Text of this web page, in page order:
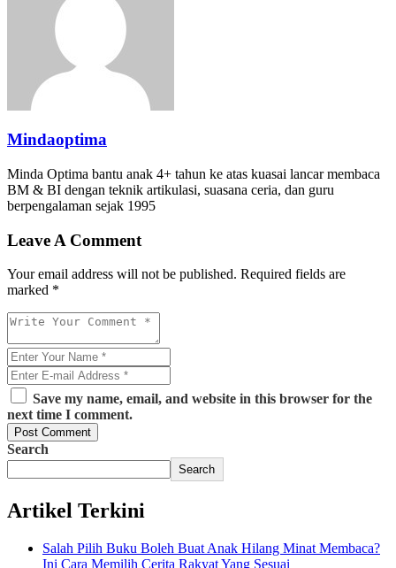
Mindaoptima
Minda Optima bantu anak 4+ tahun ke atas kuasai lancar membaca
BM & BI dengan teknik artikulasi, suasana ceria, dan guru
berpengalaman sejak 1995
Leave A Comment
Your email address will not be published. Required fields are
marked *
Save my name, email, and website in this browser for the
next time I comment.
Post Comment
Search
Search
Artikel Terkini
Salah Pilih Buku Boleh Buat Anak Hilang Minat Membaca?
Ini Cara Memilih Cerita Rakyat Yang Sesuai